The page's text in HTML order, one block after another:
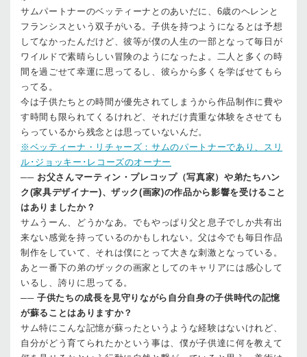
サムパートナーのベッティーナとのあいだに、6歳のヘレンと
フランシスという双子がいる。子供を持つようになるとは予想
してなかったんだけど、彼等が僕の人生の一部となって毎日が
ワイルドで素晴らしい冒険のようになったよ。二人と多くの時
間を過ごせて幸運に思ってるし、彼らから多くを学ばせてもら
ってる。
今は子供たちとの時間が優先されてしまうから作品制作に費や
す時間も限られてくるけれど、それだけ貴重な体験をさせても
らっているから残念とは思っていないんだ。
※ベッティーナ・リチャーズ：サムのパートナーであり、スリ
ル･ジョッキー･レコーズのオーナー
── お父さんマーティン・プレコップ（写真家）や弟たちハン
ク(家具デザイナー)、ザック(画家)の作品から影響を受けること
はありましたか？
サム うーん、どうかなあ。でもやっぱり父と息子でしか共有出
来ない感覚を持っているのかもしれない。父は今でも毎日作品
制作をしていて、それは僕にとって大きな刺激となっている。
あと一番下の弟のザックの画家としてのキャリアには感心して
いるし、誇りに思ってる。
── 子供たちの成長を見守りながら自分自身の子供時代の記憶
が蘇ることはありますか？
サム特にこんな記憶が蘇ったというような経験はないけれど、
自分がどう育てられたかという事は、僕が子供達に何を教えて